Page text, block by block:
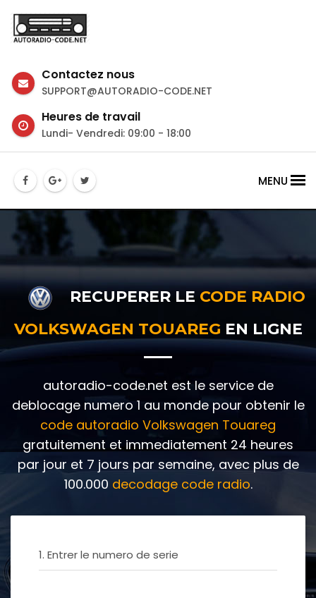
Contactez nous
SUPPORT@AUTORADIO-CODE.NET
Heures de travail
Lundi- Vendredi: 09:00 - 18:00
MENU
RECUPERER LE CODE RADIO
VOLKSWAGEN TOUAREG EN LIGNE
autoradio-code.net est le service de
deblocage numero 1 au monde pour obtenir le
code autoradio Volkswagen Touareg
gratuitement et immediatement 24 heures
par jour et 7 jours par semaine, avec plus de
100.000 decodage code radio.
1. Entrer le numero de serie